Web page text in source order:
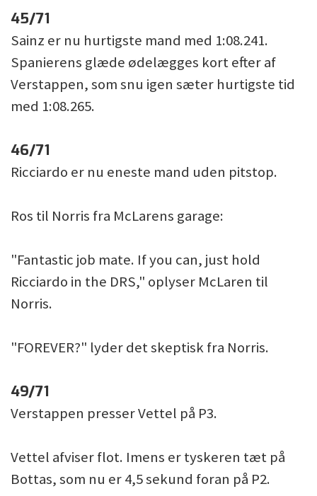
45/71
Sainz er nu hurtigste mand med 1:08.241.
Spanierens glæde ødelægges kort efter af
Verstappen, som snu igen sæter hurtigste tid
med 1:08.265.
46/71
Ricciardo er nu eneste mand uden pitstop.
Ros til Norris fra McLarens garage:
"Fantastic job mate. If you can, just hold
Ricciardo in the DRS," oplyser McLaren til
Norris.
"FOREVER?" lyder det skeptisk fra Norris.
49/71
Verstappen presser Vettel på P3.
Vettel afviser flot. Imens er tyskeren tæt på
Bottas, som nu er 4,5 sekund foran på P2.